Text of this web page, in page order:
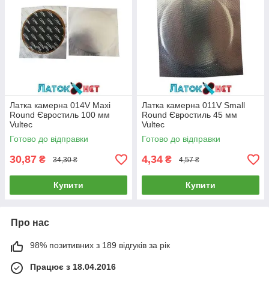
Латка камерна 014V Maxi
Round Євростиль 100 мм
Vultec
Готово до відправки
30,87 ₴ 34,30 ₴
Купити
Латка камерна 011V Small
Round Євростиль 45 мм
Vultec
Готово до відправки
4,34 ₴ 4,57 ₴
Купити
Про нас
98% позитивних з 189 відгуків за рік
Працює з 18.04.2016